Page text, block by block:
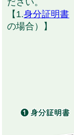
【1.身分証明書
の場合）】